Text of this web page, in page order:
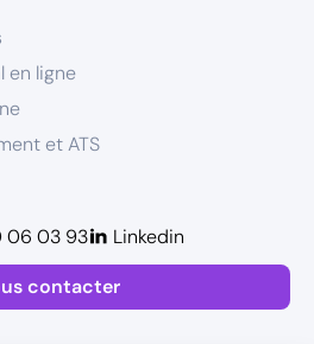
en ligne
et ATS
contacter
06 03 93 Linkedin